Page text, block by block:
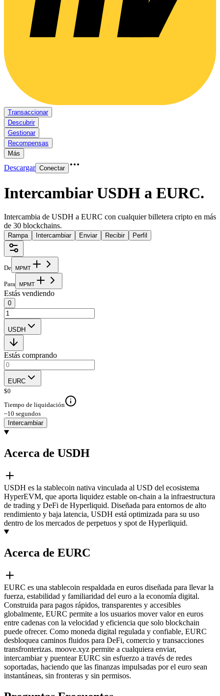
Transaccionar
Descubrir
Gestionar
Recompensas
Más
Descargar Conectar
Intercambiar USDH a EURC.
Intercambia de USDH a EURC con cualquier billetera cripto en más
de 30 blockchains.
Rampa Intercambiar Enviar Recibir Perfil
De MPMT
Para MPMT
Estás vendiendo
0
USDH
Estás comprando
EURC
$0
Tiempo de liquidación
~10 segundos
Intercambiar
Acerca de USDH
USDH es la stablecoin nativa vinculada al USD del ecosistema
HyperEVM, que aporta liquidez estable on-chain a la infraestructura
de trading y DeFi de Hyperliquid. Diseñada para entornos de alto
rendimiento y baja latencia, USDH está optimizada para su uso
dentro de los mercados de perpetuos y spot de Hyperliquid.
Acerca de EURC
EURC es una stablecoin respaldada en euros diseñada para llevar la
fuerza, estabilidad y familiaridad del euro a la economía digital.
Construida para pagos rápidos, transparentes y accesibles
globalmente, EURC permite a los usuarios mover valor en euros
entre cadenas con la velocidad y eficiencia que solo blockchain
puede ofrecer. Como moneda digital regulada y confiable, EURC
desbloquea caminos fluidos para DeFi, comercio y transacciones
transfronterizas. moove.xyz permite a cualquiera enviar,
intercambiar y puentear EURC sin esfuerzo a través de redes
soportadas, haciendo que las finanzas impulsadas por el euro sean
instantáneas, sin fronteras y sin permisos.